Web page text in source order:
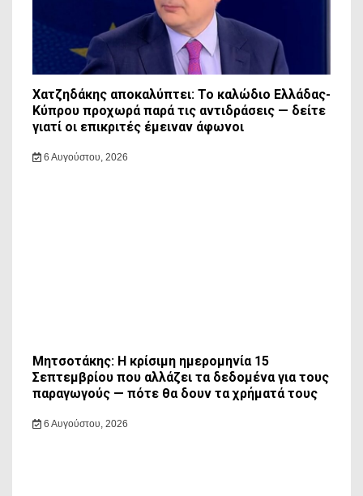
Χατζηδάκης αποκαλύπτει: Το καλώδιο Ελλάδας-
Κύπρου προχωρά παρά τις αντιδράσεις — δείτε
γιατί οι επικριτές έμειναν άφωνοι
6 Αυγούστου, 2026
Μητσοτάκης: Η κρίσιμη ημερομηνία 15
Σεπτεμβρίου που αλλάζει τα δεδομένα για τους
παραγωγούς — πότε θα δουν τα χρήματά τους
6 Αυγούστου, 2026